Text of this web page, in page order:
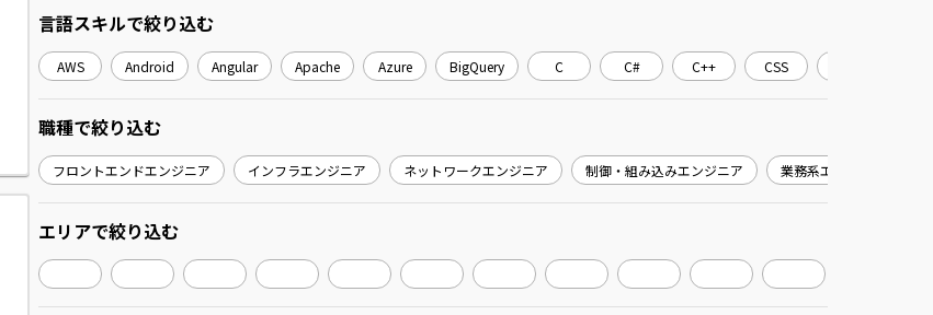
言語スキルで絞り込む
AWS Android Angular Apache Azure BigQuery C C# C++ CSS
職種で絞り込む
フロントエンドエンジニア インフラエンジニア ネットワークエンジニア 制御・組み込みエンジニア 業務系エンジニア
エリアで絞り込む